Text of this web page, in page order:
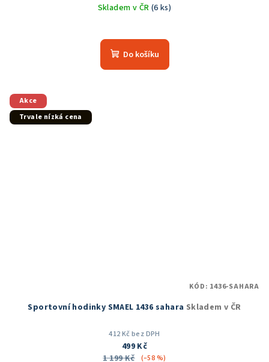
Skladem v ČR (6 ks)
Do košíku
Akce
Trvale nízká cena
Sportovní hodinky SMAEL 1436 sahara Skladem v ČR
412 Kč bez DPH
499 Kč
1 199 Kč
(–58 %)
KÓD: 1436-SAHARA